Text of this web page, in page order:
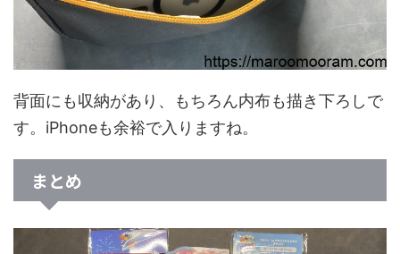
背面にも収納があり、もちろん内布も描き下ろしで
す。iPhoneも余裕で入りますね。
まとめ